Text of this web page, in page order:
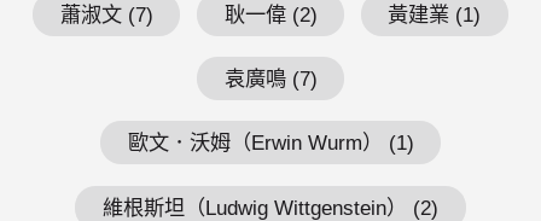
蕭淑文 (7) 耿一偉 (2) 黃建業 (1)
袁廣鳴 (7)
歐文．沃姆（Erwin Wurm） (1)
維根斯坦（Ludwig Wittgenstein） (2)